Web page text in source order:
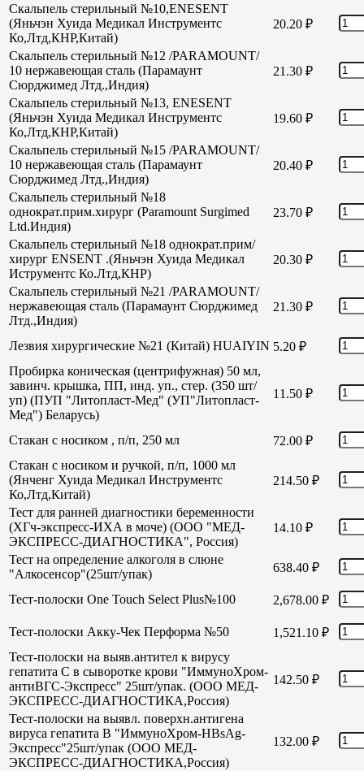
Скальпель стерильный №10,ENESENT
(Яньчэн Хуида Медикал Инструментс
Ко,Лтд,КНР,Китай)
20.20 ₽
Скальпель стерильный №12 /PARAMOUNT/
10 нержавеющая сталь (Парамаунт
Сюрджимед Лтд.,Индия)
21.30 ₽
Скальпель стерильный №13, ENESENT
(Яньчэн Хуида Медикал Инструментс
Ко,Лтд,КНР,Китай)
19.60 ₽
Скальпель стерильный №15 /PARAMOUNT/
10 нержавеющая сталь (Парамаунт
Сюрджимед Лтд.,Индия)
20.40 ₽
Скальпель стерильный №18
однократ.прим.хирург (Paramount Surgimed
Ltd.Индия)
23.70 ₽
Скальпель стерильный №18 однократ.прим/
хирург ENSENT .(Яньчэн Хуида Медикал
Иструментс Ко.Лтд,КНР)
20.30 ₽
Скальпель стерильный №21 /PARAMOUNT/
нержавеющая сталь (Парамаунт Сюрджимед
Лтд.,Индия)
21.30 ₽
Лезвия хирургические №21 (Китай) HUAIYIN 5.20 ₽
Пробирка коническая (центрифужная) 50 мл,
завинч. крышка, ПП, инд. уп., стер. (350 шт/
уп) (ПУП "Литопласт-Мед" (УП"Литопласт-
Мед") Беларусь)
11.50 ₽
Стакан с носиком , п/п, 250 мл 72.00 ₽
Стакан с носиком и ручкой, п/п, 1000 мл
(Янченг Хуида Медикал Инструментс
Ко,Лтд,Китай)
214.50 ₽
Тест для ранней диагностики беременности
(ХГч-экспресс-ИХА в моче) (ООО "МЕД-
ЭКСПРЕСС-ДИАГНОСТИКА", Россия)
14.10 ₽
Тест на определение алкоголя в слюне
"Алкосенсор"(25шт/упак)
638.40 ₽
Тест-полоски One Touch Select Plus№100 2,678.00 ₽
Тест-полоски Акку-Чек Перформа №50 1,521.10 ₽
Тест-полоски на выяв.антител к вирусу
гепатита С в сыворотке крови "ИммуноХром-
антиВГС-Экспресс" 25шт/упак. (ООО МЕД-
ЭКСПРЕСС-ДИАГНОСТИКА,Россия)
142.50 ₽
Тест-полоски на выявл. поверхн.антигена
вируса гепатита В "ИммуноХром-HBsAg-
Экспресс"25шт/упак (ООО МЕД-
ЭКСПРЕСС-ДИАГНОСТИКА,Россия)
132.00 ₽